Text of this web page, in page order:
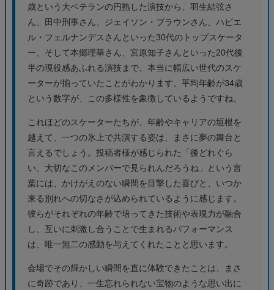
歳という大ベテランの円熟した演技から、羽生結弦さ
ん、田中刑事さん、ジェイソン・ブラウンさん、ハビエ
ル・フェルナンデスさんといった30代のトップスケータ
ー、そして本郷理華さん、宮原知子さんといった20代後
半の現役感あふれる演技まで、本当に幅広い世代のスケ
ーターが揃っていたことがわかります。平均年齢が34歳
という数字が、この多様性を象徴しているようですね。
これほどのスケーターたちが、年齢やキャリアの垣根を
越えて、一つの氷上で共演する姿は、まさに夢の舞台と
言えるでしょう。投稿者様が感じられた「後どれぐら
い、大切なこのメンバーで見られんだろうね」という言
葉には、かけがえのない瞬間を目撃した喜びと、いつか
来る別れへの切なさが込められているように感じます。
彼らがそれぞれの年齢で培ってきた技術や表現力が融合
し、互いに刺激し合うことで生まれるパフォーマンス
は、唯一無二の感動を与えてくれたことと思います。
会場でその輝かしい瞬間を直に体験できたことは、まさ
に奇跡であり、一生忘れられない宝物のような思い出に